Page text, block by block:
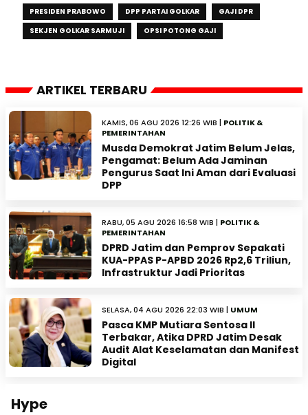
PRESIDEN PRABOWO DPP PARTAI GOLKAR
GAJI DPR
SEKJEN GOLKAR SARMUJI
OPSI POTONG GAJI
ARTIKEL TERBARU
KAMIS, 06 AGU 2026 12:26 WIB | POLITIK &
PEMERINTAHAN
Musda Demokrat Jatim Belum Jelas,
Pengamat: Belum Ada Jaminan
Pengurus Saat Ini Aman dari Evaluasi
DPP
RABU, 05 AGU 2026 16:58 WIB | POLITIK &
PEMERINTAHAN
DPRD Jatim dan Pemprov Sepakati
KUA-PPAS P-APBD 2026 Rp2,6 Triliun,
Infrastruktur Jadi Prioritas
SELASA, 04 AGU 2026 22:03 WIB | UMUM
Pasca KMP Mutiara Sentosa II
Terbakar, Atika DPRD Jatim Desak
Audit Alat Keselamatan dan Manifest
Digital
Hype